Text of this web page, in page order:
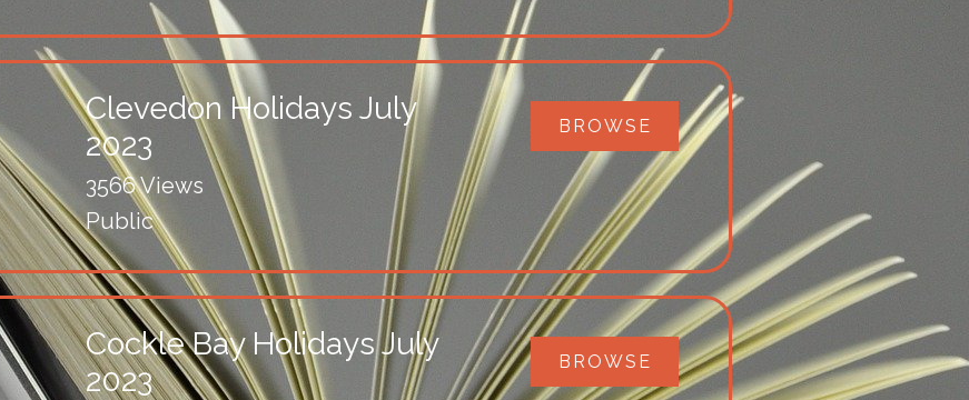
Clevedon Holidays July
2023
3566 Views
Public
BROWSE
Cockle Bay Holidays July
2023
BROWSE